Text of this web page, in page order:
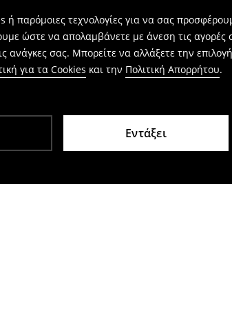
ή παρόμοιες τεχνολογίες για να σας
ώστε να απολαμβάνετε με άνεση τις
ανάγκες σας. Μπορείτε να αλλάξετε την
για τα Cookies και την Πολιτική Απορρήτου.
Εντάξει